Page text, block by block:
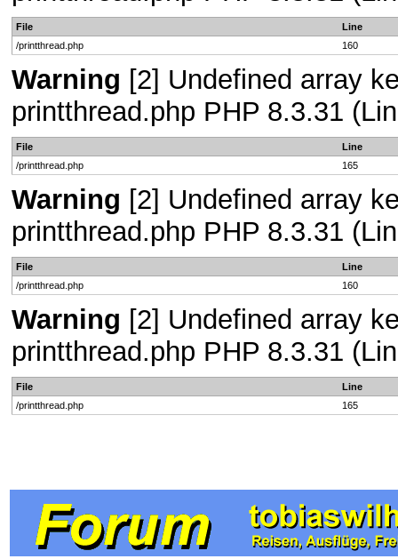
File
Line
/printthread.php
160
Warning [2] Undefined array
printthread.php PHP 8.3.31
File
Line
/printthread.php
165
Warning [2] Undefined array
printthread.php PHP 8.3.31
File
Line
/printthread.php
160
Warning [2] Undefined array
printthread.php PHP 8.3.31
File
Line
/printthread.php
165